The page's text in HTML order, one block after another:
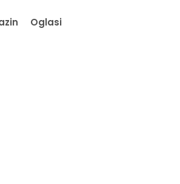
Oglasi